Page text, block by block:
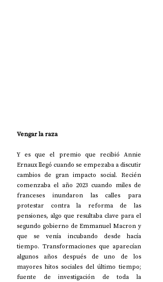
Vengar la raza
Y es que el premio que recibió Annie
Ernaux llegó cuando se empezaba a discutir
cambios de gran impacto social. Recién
comenzaba el año 2023 cuando miles de
franceses inundaron las calles para
protestar contra la reforma de las
pensiones, algo que resultaba clave para el
segundo gobierno de Emmanuel Macron y
que se venía incubando desde hacía
tiempo. Transformaciones que aparecían
algunos años después de uno de los
mayores hitos sociales del último tiempo;
fuente de investigación de toda la